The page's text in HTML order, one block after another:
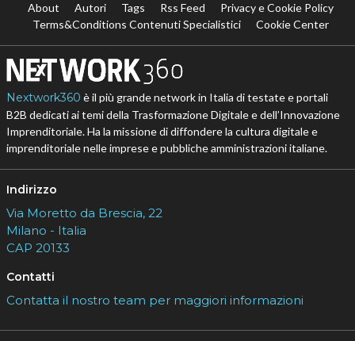
About Autori Tags Rss Feed
Privacy e Cookie Policy
Terms&Conditions Contenuti Specialistici
Cookie Center
Nextwork360 è il più grande network in Italia di testate e portali
B2B dedicati ai temi della Trasformazione Digitale e dell’Innovazione
Imprenditoriale. Ha la missione di diffondere la cultura digitale e
imprenditoriale nelle imprese e pubbliche amministrazioni italiane.
Indirizzo
Via Moretto da Brescia, 22
Milano - Italia
CAP 20133
Contatti
Contatta il nostro team per maggiori informazioni